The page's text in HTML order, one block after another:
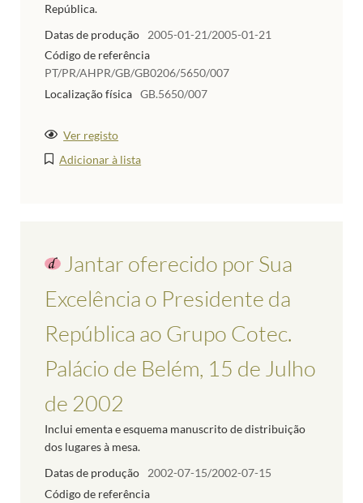
República.
Datas de produção
2005-01-21/2005-01-21
Código de referência
PT/PR/AHPR/GB/GB0206/5650/007
Localização física GB.5650/007
Ver registo
Adicionar à lista
Jantar oferecido por Sua
Excelência o Presidente da
República ao Grupo Cotec.
Palácio de Belém, 15 de Julho
de 2002
Inclui ementa e esquema manuscrito de distribuição
dos lugares à mesa.
Datas de produção
2002-07-15/2002-07-15
Código de referência